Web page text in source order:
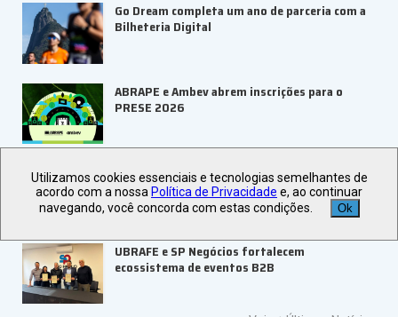
Go Dream completa um ano de parceria com a
Bilheteria Digital
ABRAPE e Ambev abrem inscrições para o
PRESE 2026
ALAGEV aponta tendências para viagens
corporativas em 2027
UBRAFE e SP Negócios fortalecem
ecossistema de eventos B2B
Utilizamos cookies essenciais e tecnologias semelhantes de
acordo com a nossa Política de Privacidade e, ao continuar
navegando, você concorda com estas condições.
Ok